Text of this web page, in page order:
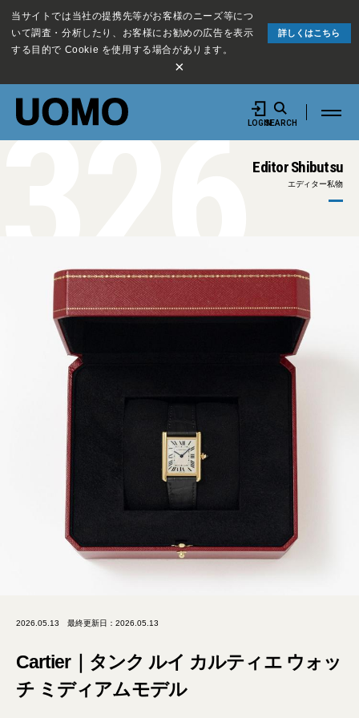
当サイトでは当社の提携先等がお客様のニーズ等につ
いて調査・分析したり、お客様にお勧めの広告を表示
する目的で Cookie を使用する場合があります。
詳しくはこちら
×
LOGINSEARCH
Editor Shibutsu
エディター私物
326
2026.05.13 最終更新日：2026.05.13
Cartier｜タンク ルイ カルティエ ウォッ
チ ミディアムモデル